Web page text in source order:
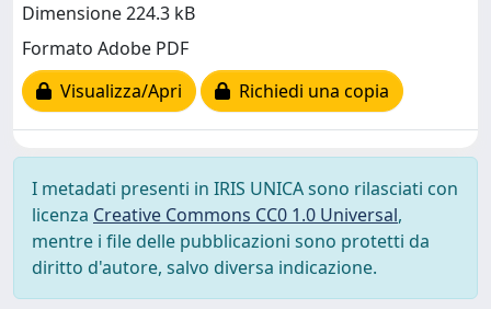
Dimensione 224.3 kB
Formato Adobe PDF
Visualizza/Apri
Richiedi una copia
I metadati presenti in IRIS UNICA sono rilasciati con
licenza Creative Commons CC0 1.0 Universal,
mentre i file delle pubblicazioni sono protetti da
diritto d'autore, salvo diversa indicazione.